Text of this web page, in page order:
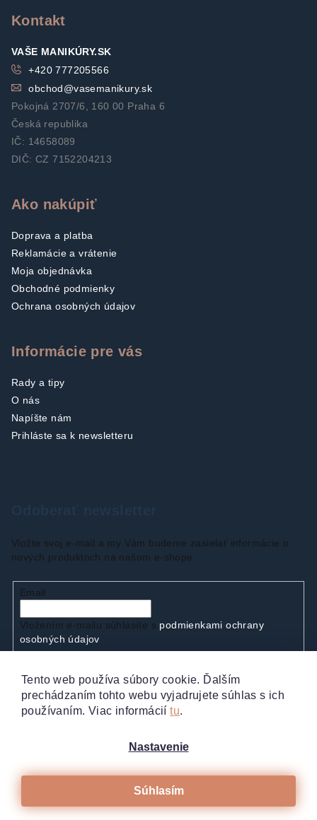
Tento web používa súbory cookie. Ďalším
prechádzaním tohto webu vyjadrujete súhlas s ich
používaním. Viac informáciítu.
Nastavenie
Súhlasím
Kontakt
VAŠE MANIKÚRY.SK
+420 777205566
obchod@vasemanikury.sk
Pokojná 2707/6, 160 00 Praha 6
Česká republika
IČ: 14658089
DIČ: CZ 7152204213
Ako nakúpiť
Doprava a platba
Reklamácie a vrátenie
Moja objednávka
Obchodné podmienky
Ochrana osobných údajov
Informácie pre vás
Rady a tipy
O nás
Napíšte nám
Prihláste sa k newsletteru
Vložte svoj e-mail a my Vám budeme zasielať informácie o
nových produktoch na našom e-shope.
Email
Vložením e-mailu súhlasíte s podmienkami ochrany
osobných údajov
Prihlásiť sa
Copyright 2026Vaše manikúry.sk. Všetky práva